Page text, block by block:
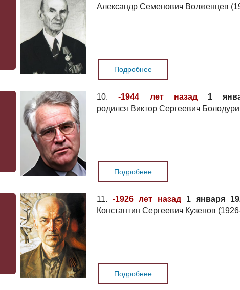
Александр Семенович Волженцев
Подробнее
10.-1944 лет назад1
родился Виктор Сергеевич
Подробнее
11.-1926 лет назад 1 января
Константин Сергеевич Кузенов
Подробнее